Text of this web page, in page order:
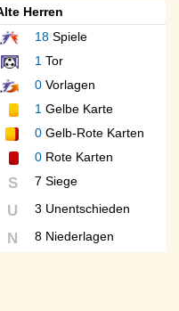
Herren
18Spiele
1Tor
0Vorlagen
1Gelbe Karte
0Gelb-Rote Karten
0Rote Karten
S 7 Siege
U 3 Unentschieden
N 8 Niederlagen